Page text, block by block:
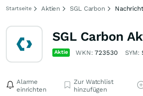
Startseite Aktien SGL Carbon
SGL Carbon
Aktie WKN:723530 SYM:
Alarme
einrichten
Zur Watchlist
hinzufügen